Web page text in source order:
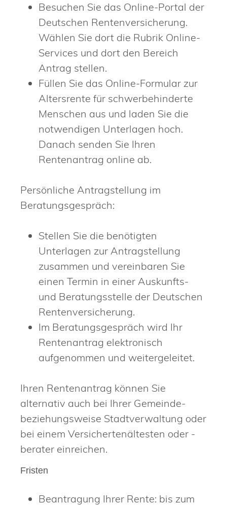
Besuchen Sie das Online-Portal der
Deutschen Rentenversicherung.
Wählen Sie dort die Rubrik Online-
Services und dort den Bereich
Antrag stellen.
Füllen Sie das Online-Formular zur
Altersrente für schwerbehinderte
Menschen aus und laden Sie die
notwendigen Unterlagen hoch.
Danach senden Sie Ihren
Rentenantrag online ab.
Persönliche Antragstellung im
Beratungsgespräch:
Stellen Sie die benötigten
Unterlagen zur Antragstellung
zusammen und vereinbaren Sie
einen Termin in einer Auskunfts-
und Beratungsstelle der Deutschen
Rentenversicherung.
Im Beratungsgespräch wird Ihr
Rentenantrag elektronisch
aufgenommen und weitergeleitet.
Ihren Rentenantrag können Sie
alternativ auch bei Ihrer Gemeinde-
beziehungsweise Stadtverwaltung oder
bei einem Versichertenältesten oder -
berater einreichen.
Fristen
Beantragung Ihrer Rente: bis zum